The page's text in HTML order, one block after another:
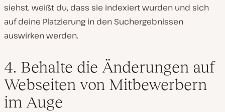
siehst, weißt du, dass sie indexiert wurden und sich
auf deine Platzierung in den Suchergebnissen
auswirken werden.
4. Behalte die Änderungen auf
Webseiten von Mitbewerbern
im Auge